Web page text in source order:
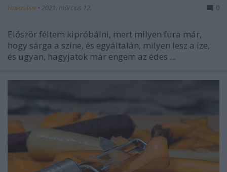
Havasilive • 2021. március 12. 0
Először féltem kipróbálni, mert milyen fura már,
hogy sárga a színe, és egyáltalán, milyen lesz a íze,
és ugyan, hagyjatok már engem az édes ...